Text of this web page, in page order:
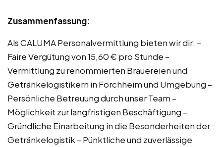
Zusammenfassung:
Als CALUMA Personalvermittlung bieten wir dir: –
Faire Vergütung von 15,60 € pro Stunde –
Vermittlung zu renommierten Brauereien und
Getränkelogistikern in Forchheim und Umgebung –
Persönliche Betreuung durch unser Team –
Möglichkeit zur langfristigen Beschäftigung –
Gründliche Einarbeitung in die Besonderheiten der
Getränkelogistik – Pünktliche und zuverlässige